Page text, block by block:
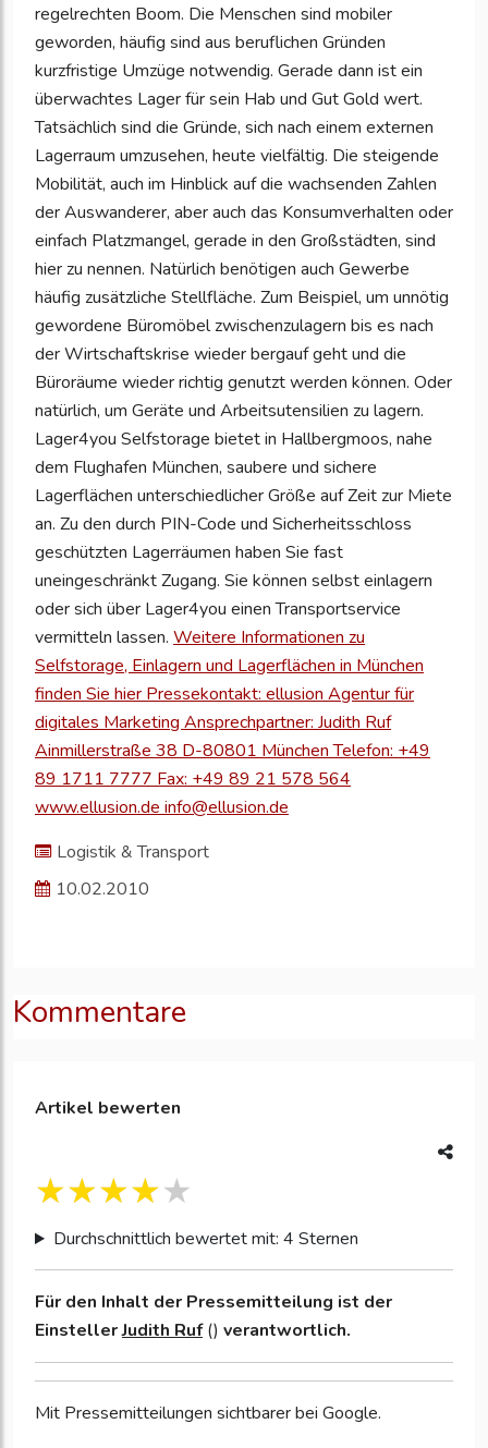
regelrechten Boom. Die Menschen sind mobiler
geworden, häufig sind aus beruflichen Gründen
kurzfristige Umzüge notwendig. Gerade dann ist ein
überwachtes Lager für sein Hab und Gut Gold wert.
Tatsächlich sind die Gründe, sich nach einem externen
Lagerraum umzusehen, heute vielfältig. Die steigende
Mobilität, auch im Hinblick auf die wachsenden Zahlen
der Auswanderer, aber auch das Konsumverhalten oder
einfach Platzmangel, gerade in den Großstädten, sind
hier zu nennen. Natürlich benötigen auch Gewerbe
häufig zusätzliche Stellfläche. Zum Beispiel, um unnötig
gewordene Büromöbel zwischenzulagern bis es nach
der Wirtschaftskrise wieder bergauf geht und die
Büroräume wieder richtig genutzt werden können. Oder
natürlich, um Geräte und Arbeitsutensilien zu lagern.
Lager4you Selfstorage bietet in Hallbergmoos, nahe
dem Flughafen München, saubere und sichere
Lagerflächen unterschiedlicher Größe auf Zeit zur Miete
an. Zu den durch PIN-Code und Sicherheitsschloss
geschützten Lagerräumen haben Sie fast
uneingeschränkt Zugang. Sie können selbst einlagern
oder sich über Lager4you einen Transportservice
vermitteln lassen. Weitere Informationen zu
Selfstorage, Einlagern und Lagerflächen in München
finden Sie hier Pressekontakt: ellusion Agentur für
digitales Marketing Ansprechpartner: Judith Ruf
Ainmillerstraße 38 D-80801 München Telefon: +49
89 1711 7777 Fax: +49 89 21 578 564
www.ellusion.de info@ellusion.de
Logistik & Transport
10.02.2010
Kommentare
Artikel bewerten
Durchschnittlich bewertet mit: 4 Sternen
Für den Inhalt der Pressemitteilung ist der
EinstellerJudith Ruf() verantwortlich.
Mit Pressemitteilungen sichtbarer bei Google.